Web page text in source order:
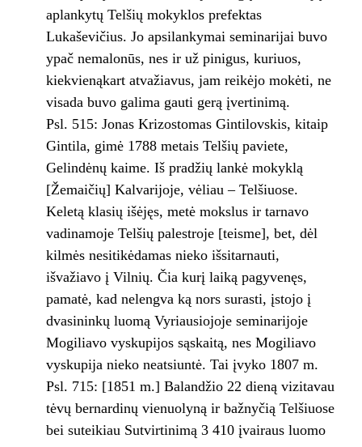
aplankytų Telšių mokyklos prefektas
Lukaševičius. Jo apsilankymai seminarijai buvo
ypač nemalonūs, nes ir už pinigus, kuriuos,
kiekvienąkart atvažiavus, jam reikėjo mokėti, ne
visada buvo galima gauti gerą įvertinimą.
Psl. 515: Jonas Krizostomas Gintilovskis, kitaip
Gintila, gimė 1788 metais Telšių paviete,
Gelindėnų kaime. Iš pradžių lankė mokyklą
[Žemaičių] Kalvarijoje, vėliau – Telšiuose.
Keletą klasių išėjęs, metė mokslus ir tarnavo
vadinamoje Telšių palestroje [teisme], bet, dėl
kilmės nesitikėdamas nieko išsitarnauti,
išvažiavo į Vilnių. Čia kurį laiką pagyvenęs,
pamatė, kad nelengva ką nors surasti, įstojo į
dvasininkų luomą Vyriausiojoje seminarijoje
Mogiliavo vyskupijos sąskaitą, nes Mogiliavo
vyskupija nieko neatsiuntė. Tai įvyko 1807 m.
Psl. 715: [1851 m.] Balandžio 22 dieną vizitavau
tėvų bernardinų vienuolyną ir bažnyčią Telšiuose
bei suteikiau Sutvirtinimą 3 410 įvairaus luomo